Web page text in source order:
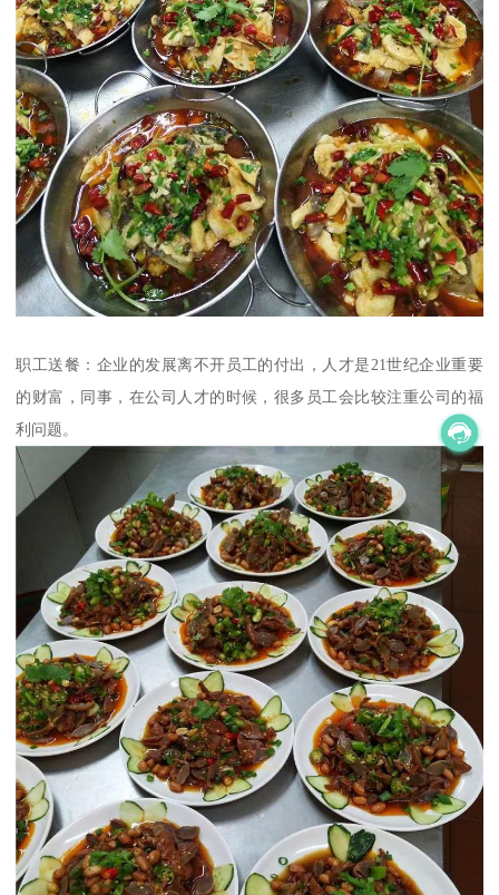
职工送餐：企业的发展离不开员工的付出，人才是21世纪企业重要
的财富，同事，在公司人才的时候，很多员工会比较注重公司的福
利问题。